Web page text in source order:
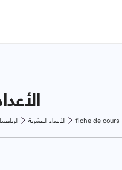
الأعداد العشرية fiche de cours